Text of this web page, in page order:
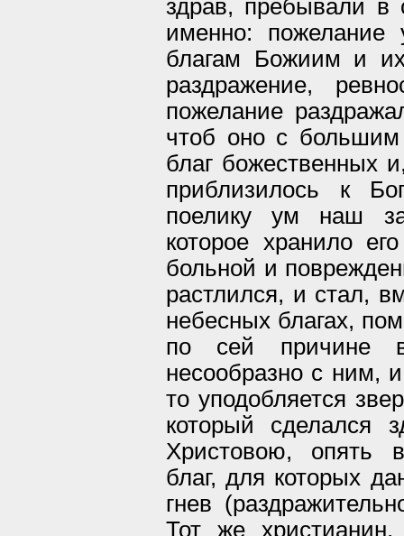
здрав, пребывали в
именно: пожелание
благам Божиим и
раздражение,
пожелание
чтоб оно с
благ божественных
приблизилось к
поелику ум наш
которое хранило
больной и
растлился, и стал,
небесных благах,
по сей причине
несообразно с ним,
то уподобляется
который сделался
Христовою, опять
благ, для которых
гнев
Тот же